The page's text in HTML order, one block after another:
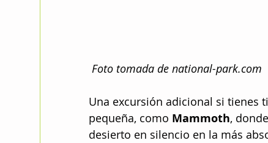
Foto tomada de national-park.com
Una excursión adicional si tienes
pequeña, como Mammoth,
desierto en silencio en la más